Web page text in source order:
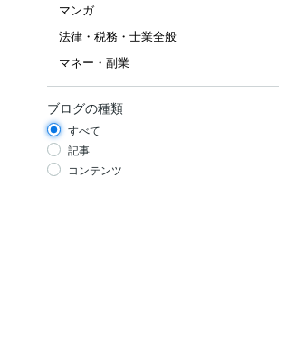
マンガ
法律・税務・士業全般
マネー・副業
ブログの種類
すべて
記事
コンテンツ